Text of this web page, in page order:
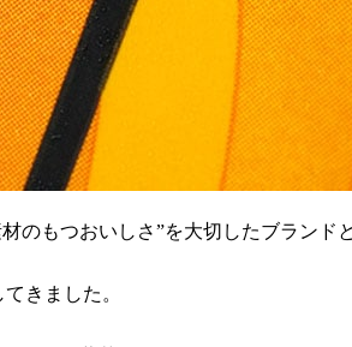
もつおいしさ”を大切したブランド
きました。